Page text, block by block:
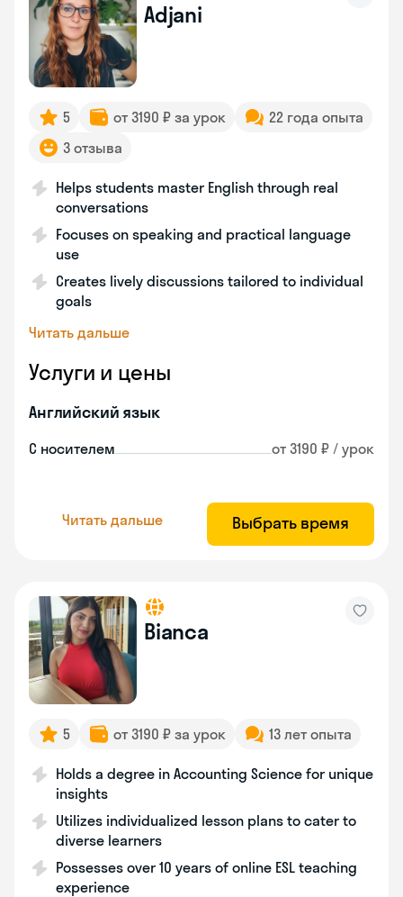
Adjani
5 от 3190 ₽ за урок
22 года опыта
3 отзыва
Helps students master English through real
conversations
Focuses on speaking and practical language
use
Creates lively discussions tailored to individual
goals
Читать дальше
Услуги и цены
Английский язык
С носителем от 3190 ₽ / урок
Читать дальше Выбрать время
Bianca
5 от 3190 ₽ за урок 13 лет опыта
Holds a degree in Accounting Science for unique
insights
Utilizes individualized lesson plans to cater to
diverse learners
Possesses over 10 years of online ESL teaching
experience